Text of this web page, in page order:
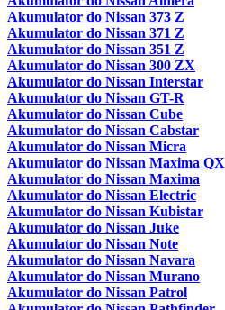
Akumulator do Nissan 373 Z
Akumulator do Nissan 371 Z
Akumulator do Nissan 351 Z
Akumulator do Nissan 300 ZX
Akumulator do Nissan Interstar
Akumulator do Nissan GT-R
Akumulator do Nissan Cube
Akumulator do Nissan Cabstar
Akumulator do Nissan Micra
Akumulator do Nissan Maxima QX
Akumulator do Nissan Maxima
Akumulator do Nissan Electric
Akumulator do Nissan Kubistar
Akumulator do Nissan Juke
Akumulator do Nissan Note
Akumulator do Nissan Navara
Akumulator do Nissan Murano
Akumulator do Nissan Patrol